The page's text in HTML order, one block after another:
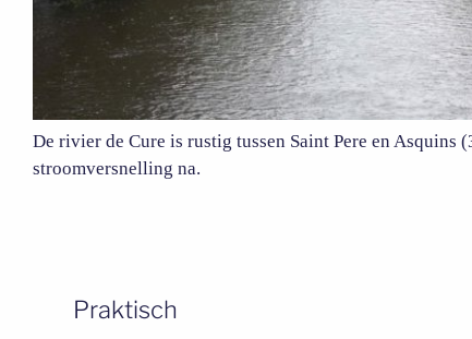
De rivier de Cure is rustig tussen Saint Pere en Asquins
stroomversnelling na.
Praktisch